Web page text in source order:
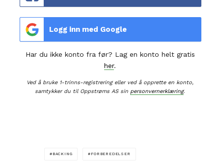
Logg inn med Google
Har du ikke konto fra før? Lag en konto helt gratis
her.
Ved å bruke 1-trinns-registrering eller ved å opprette en konto,
samtykker du til Oppstrøms AS sin personvernerklæring.
BACKING FORBEREDELSER